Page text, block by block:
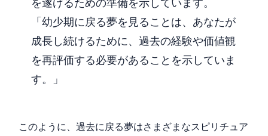
を遂げるための準備を示しています。
「幼少期に戻る夢を見ることは、あなたが
成長し続けるために、過去の経験や価値観
を再評価する必要があることを示していま
す。」
このように、過去に戻る夢はさまざまなスピリチュア